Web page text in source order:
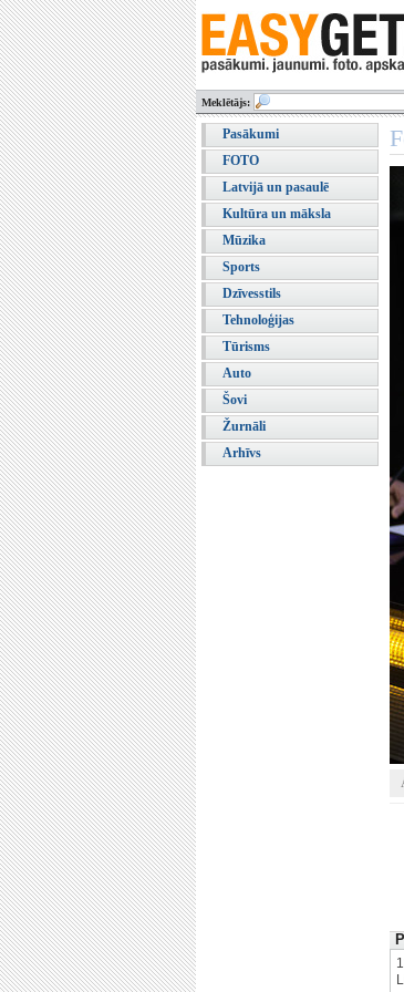
Meklētājs:
Pasākumi
FOTO
Latvijā un pasaulē
Kultūra un māksla
Mūzika
Sports
Dzīvesstils
Tehnoloģijas
Tūrisms
Auto
Šovi
Žurnāli
Arhīvs